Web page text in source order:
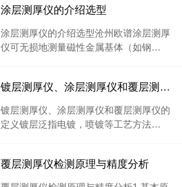
涂层测厚仪的介绍选型
涂层测厚仪的介绍选型沧州欧谱涂层测厚
仪可无损地测量磁性金属基体（如钢…
镀层测厚仪、涂层测厚仪和覆层测厚仪的定义
镀层测厚仪、涂层测厚仪和覆层测厚仪的
定义镀层泛指电镀，喷镀等工艺方法…
覆层测厚仪检测原理与精度分析